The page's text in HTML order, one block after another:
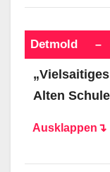
Detmold –
Alten
Ausklappen↴